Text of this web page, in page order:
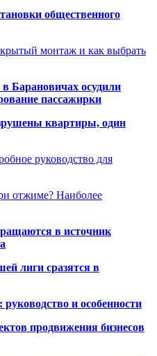
общественного
монтаж и как выбрать
Барановичах осудили
пассажирки
квартиры, один
руководство для
отжиме? Наиболее
в источник
лиги сразятся в
и особенности
продвижения бизнесов